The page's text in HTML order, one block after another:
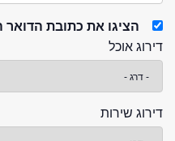
הציגו את כתובת
דירוג אוכל
דירוג שירות